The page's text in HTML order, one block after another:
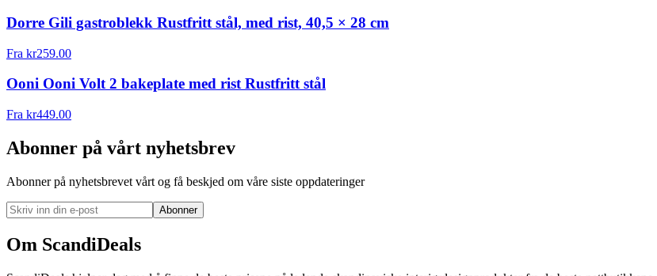
Dorre Gili gastroblekk Rustfritt stål, med rist, 40,5 × 28 cm
Fra kr259.00
Ooni Ooni Volt 2 bakeplate med rist Rustfritt stål
Fra kr449.00
Abonner på vårt nyhetsbrev
Abonner på nyhetsbrevet vårt og få beskjed om våre siste oppdateringer
Abonner
Om ScandiDeals